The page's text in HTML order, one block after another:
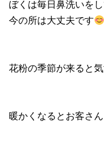
ぼくは毎日鼻洗いを
今の所は大丈夫です
花粉の季節が来ると
暖かくなるとお客さ